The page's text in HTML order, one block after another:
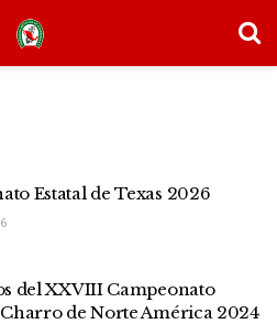
Estatal de Texas 2026
del XXVIII Campeonato
de Norte América 2024